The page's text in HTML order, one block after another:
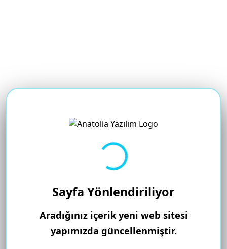
Sayfa Yönlendiriliyor
Aradığınız içerik yeni web sitesi
yapımızda güncellenmiştir.